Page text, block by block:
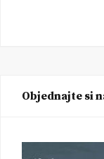
Objednajte si